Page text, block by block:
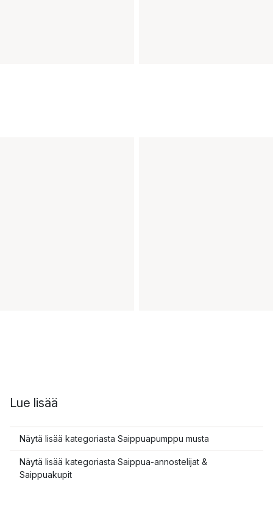
Lue lisää
Näytä lisää kategoriasta Saippuapumppu musta
Näytä lisää kategoriasta Saippua-annostelijat &
Saippuakupit